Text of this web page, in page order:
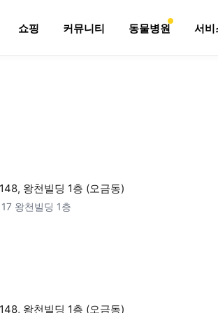
쇼핑 커뮤니티 동물병원 서비
왕천빌딩 1층 (오금동)
왕천빌딩 1층
왕천빌딩 1층 (오금동)